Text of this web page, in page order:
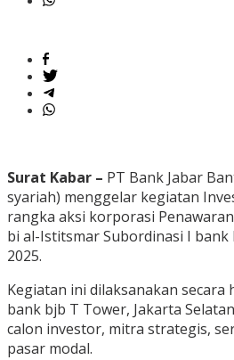
Surat Kabar – PT Bank Jabar
syariah) menggelar kegiatan
rangka aksi korporasi
bi al-Istitsmar Subordinasi I
2025.
Kegiatan ini dilaksanakan
bank bjb T Tower, Jakarta
calon investor, mitra strategis,
pasar modal.